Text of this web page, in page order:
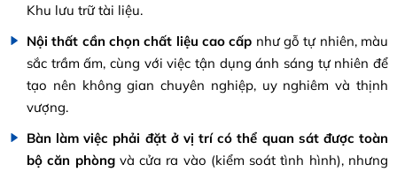
Khu lưu trữ tài liệu.
Nội thất cần chọn chất liệu cao cấp như gỗ tự nhiên, màu
sắc trầm ấm, cùng với việc tận dụng ánh sáng tự nhiên để
tạo nên không gian chuyên nghiệp, uy nghiêm và thịnh
vượng.
Bàn làm việc phải đặt ở vị trí có thể quan sát được toàn
bộ căn phòngvà cửa ra vào (kiểm soát tình hình), nhưng